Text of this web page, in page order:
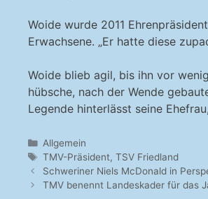
Woide wurde 2011
Erwachsene. „Er hatte diese
Woide blieb agil, bis ihn vor
hübsche, nach der Wende
Legende hinterlässt seine
Kategorien
Allgemein
Schlagwörter
TMV-Präsident,TSV Friedland
Schweriner Niels McDonald in
TMV benennt Landeskader für das